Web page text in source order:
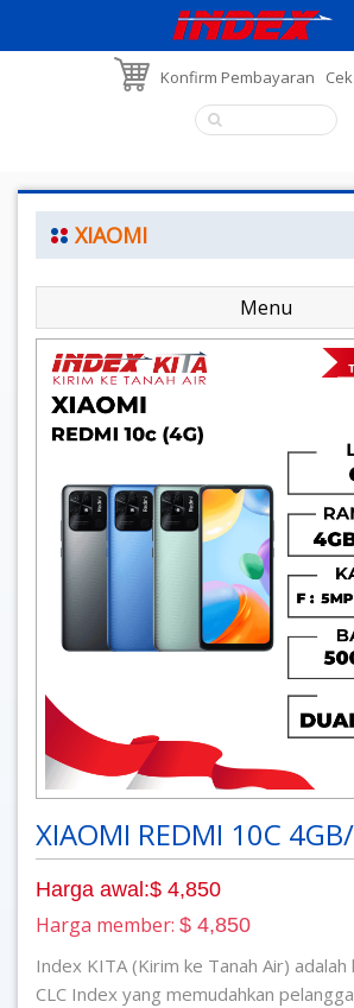
Konfirm Pembayaran
XIAOMI
Menu
XIAOMI REDMI 10C
Harga awal:$ 4,850
Harga member: $ 4,850
Index KITA (Kirim ke Tanah Air) adalah
CLC Index yang memudahkan